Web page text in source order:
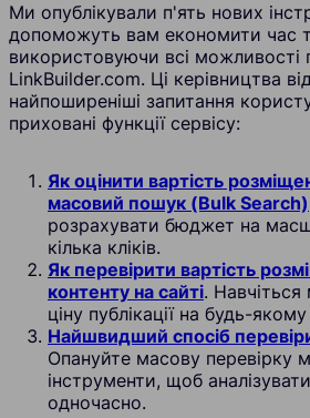
Ми опублікували п'ять нових
допоможуть вам економити час
використовуючи всі можливості
LinkBuilder.com. Ці керівництва
найпоширеніші запитання
приховані функції сервісу:
Як оцінити вартість
масовий пошук (Bulk Search)
розрахувати бюджет на
кілька кліків.
Як перевірити вартість
контенту на сайті. Навчіться
ціну публікації на будь-
Найшвидший спосіб
Опануйте масову перевірку
інструменти, щоб
одночасно.